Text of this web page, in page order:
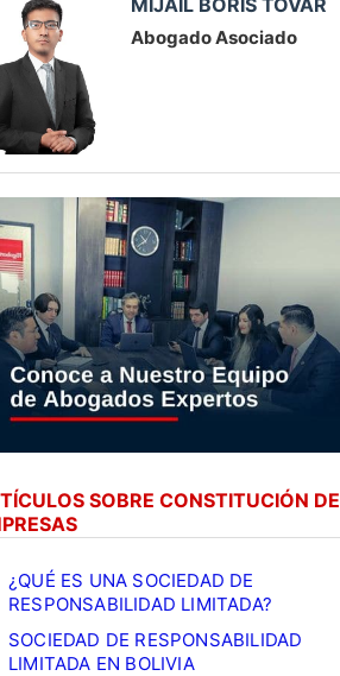
Abogado Asociado
SOBRE CONSTITUCIÓN DE
¿QUÉ ES UNA SOCIEDAD DE
RESPONSABILIDAD LIMITADA?
SOCIEDAD DE RESPONSABILIDAD
LIMITADA EN BOLIVIA